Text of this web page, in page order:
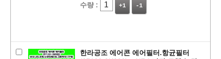
수량 :
+1 -1
한라공조 에어콘 에어필터.항균필터